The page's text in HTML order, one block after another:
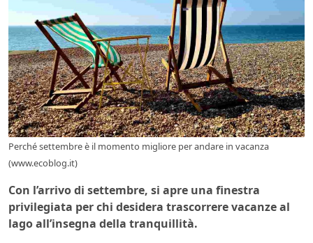
Perché settembre è il momento migliore per andare in vacanza
(www.ecoblog.it)
Con l’arrivo di settembre, si apre una finestra
privilegiata per chi desidera trascorrere vacanze al
lago all’insegna della tranquillità.